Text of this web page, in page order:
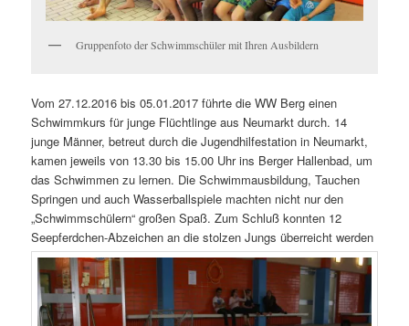
Gruppenfoto der Schwimmschüler mit Ihren Ausbildern
Vom 27.12.2016 bis 05.01.2017 führte die WW Berg einen
Schwimmkurs für junge Flüchtlinge aus Neumarkt durch. 14
junge Männer, betreut durch die Jugendhilfestation in Neumarkt,
kamen jeweils von 13.30 bis 15.00 Uhr ins Berger Hallenbad, um
das Schwimmen zu lernen. Die Schwimmausbildung, Tauchen
Springen und auch Wasserballspiele machten nicht nur den
„Schwimmschülern“ großen Spaß. Zum Schluß konnten 12
Seepferdchen-Abzeichen an die stolzen Jungs überreicht werden